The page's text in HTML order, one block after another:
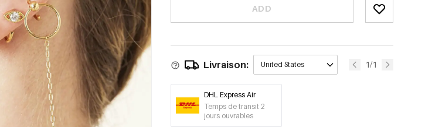
ADD
Livraison: United States 1/1
DHL Express Air
Temps de transit 2
jours ouvrables